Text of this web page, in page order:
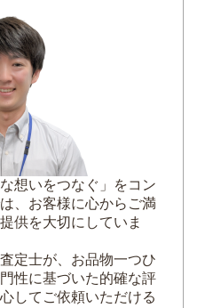
い）
ットの役割
製造方法の違い
トバー）
ッドバー）
る刻印の意味とは？
マーク
想いをつなぐ」をコン
、お客様に心からご満
供を大切にしていま
定士が、お品物一つひ
性に基づいた的確な評
してご依頼いただける